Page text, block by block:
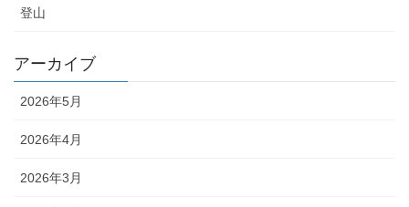
登山
アーカイブ
2026年5月
2026年4月
2026年3月